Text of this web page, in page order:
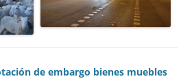
de embargo bienes muebles